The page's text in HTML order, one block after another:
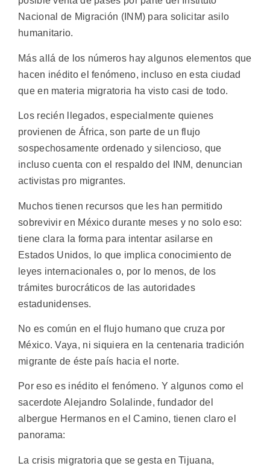
Nacional de Migración (INM) para solicitar asilo
humanitario.
Más allá de los números hay algunos elementos que
hacen inédito el fenómeno, incluso en esta ciudad
que en materia migratoria ha visto casi de todo.
Los recién llegados, especialmente quienes
provienen de África, son parte de un flujo
sospechosamente ordenado y silencioso, que
incluso cuenta con el respaldo del INM, denuncian
activistas pro migrantes.
Muchos tienen recursos que les han permitido
sobrevivir en México durante meses y no solo eso:
tiene clara la forma para intentar asilarse en
Estados Unidos, lo que implica conocimiento de
leyes internacionales o, por lo menos, de los
trámites burocráticos de las autoridades
estadunidenses.
No es común en el flujo humano que cruza por
México. Vaya, ni siquiera en la centenaria tradición
migrante de éste país hacia el norte.
Por eso es inédito el fenómeno. Y algunos como el
sacerdote Alejandro Solalinde, fundador del
albergue Hermanos en el Camino, tienen claro el
panorama:
La crisis migratoria que se gesta en Tijuana,